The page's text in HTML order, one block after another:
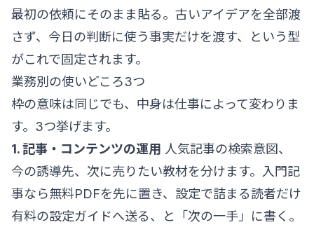
最初の依頼にそのまま貼る。古いアイデアを全部渡
さず、今日の判断に使う事実だけを渡す、という型
がこれで固定されます。
業務別の使いどころ3つ
枠の意味は同じでも、中身は仕事によって変わりま
す。3つ挙げます。
1. 記事・コンテンツの運用 人気記事の検索意図、
今の誘導先、次に売りたい教材を分けます。入門記
事なら無料PDFを先に置き、設定で詰まる読者だけ
有料の設定ガイドへ送る、と「次の一手」に書く。